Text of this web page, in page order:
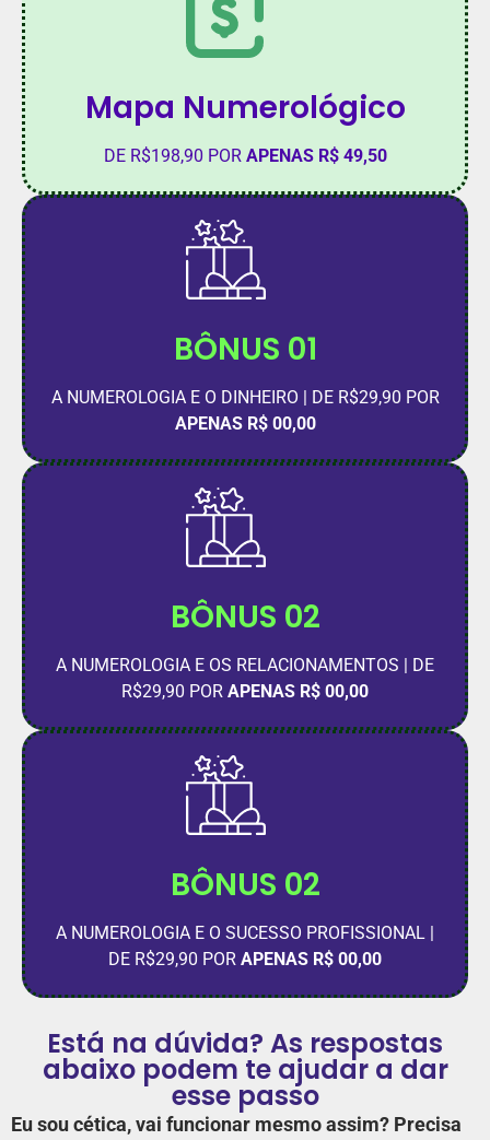
Mapa Numerológico
DE R$198,90 POR APENAS R$ 49,50
BÔNUS 01
A NUMEROLOGIA E O DINHEIRO | DE R$29,90 POR
APENAS R$ 00,00
BÔNUS 02
A NUMEROLOGIA E OS RELACIONAMENTOS | DE
R$29,90 POR APENAS R$ 00,00
BÔNUS 02
A NUMEROLOGIA E O SUCESSO PROFISSIONAL |
DE R$29,90 POR APENAS R$ 00,00
Está na dúvida? As respostas
abaixo podem te ajudar a dar
esse passo
Eu sou cética, vai funcionar mesmo assim? Precisa